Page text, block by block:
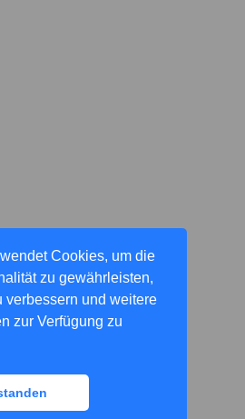
Cookies, um die
zu gewährleisten,
verbessern und weitere
zur Verfügung zu